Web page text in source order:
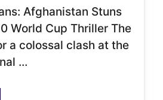
Afghanistan Stuns
World Cup Thriller The
a colossal clash at the
…